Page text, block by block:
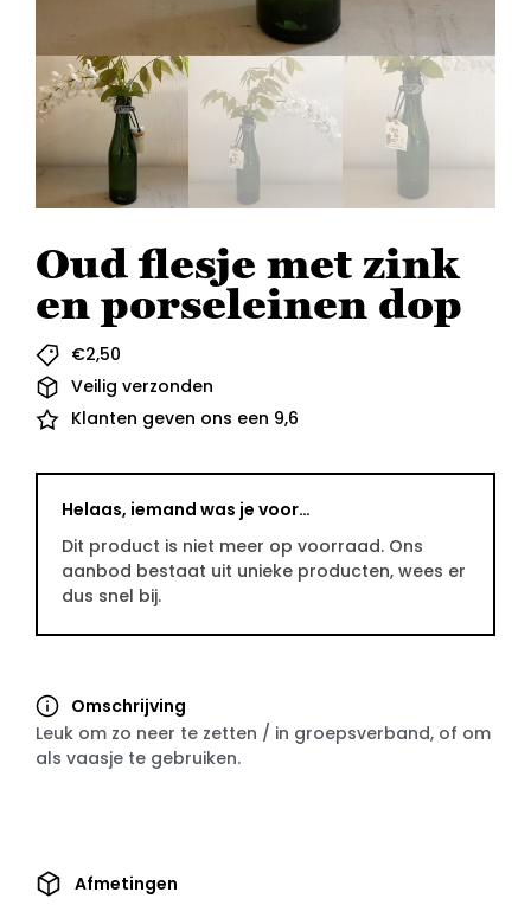
Oud flesje met zink
en porseleinen dop
€2,50
Veilig verzonden
Klanten geven ons een 9,6
Helaas, iemand was je voor…
Dit product is niet meer op voorraad. Ons
aanbod bestaat uit unieke producten, wees er
dus snel bij.
Omschrijving
Leuk om zo neer te zetten / in groepsverband, of om
als vaasje te gebruiken.
Afmetingen